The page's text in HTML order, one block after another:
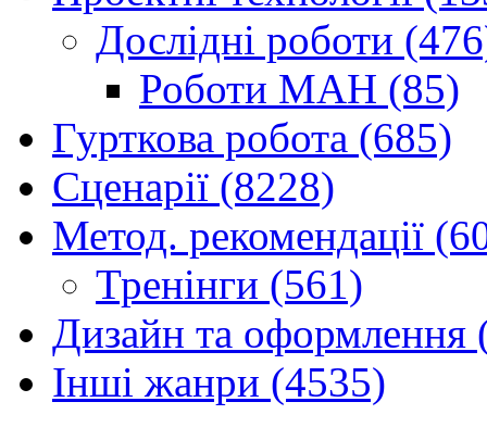
Дослідні роботи
Роботи МАН (85)
Гурткова робота (685)
Сценарії (8228)
Метод. рекомендації
Тренінги (561)
Дизайн та оформлення
Інші жанри (4535)